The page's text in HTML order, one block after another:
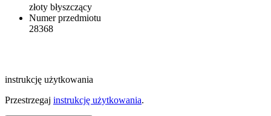
złoty błyszczący
Numer przedmiotu
28368
instrukcję użytkowania
Przestrzegaj instrukcję użytkowania.